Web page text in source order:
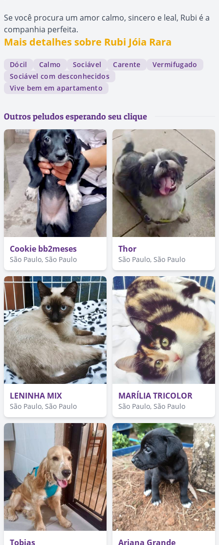
Se você procura um amor calmo, sincero e leal, Rubi é a
companhia perfeita.
Mais detalhes sobre Rubi Jóia Rara
Dócil Calmo Sociável Carente
Vermifugado
Sociável com desconhecidos
Vive bem em apartamento
Outros peludos esperando seu clique
Cookie bb2meses
São Paulo, São Paulo
Thor
São Paulo, São Paulo
LENINHA MIX
São Paulo, São Paulo
MARÍLIA TRICOLOR
São Paulo, São Paulo
Tobias Ariana Grande